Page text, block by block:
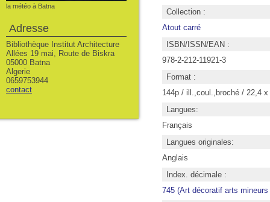
Collection :
Atout carré
ISBN/ISSN/EAN :
978-2-212-11921-3
Format :
144p / ill.,coul.,broché / 22,4
Langues:
Français
Langues originales:
Anglais
Index. décimale :
745 (Art décoratif arts
la météo à Batna
Adresse
Bibliothèque Institut Architecture
Allées 19 mai, Route de Biskra
05000 Batna
Algerie
0659753944
contact